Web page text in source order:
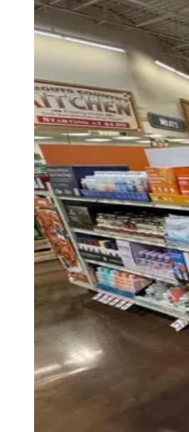
Para Sua Empresa
Anuncie Regional
Guia de Empresas
Novo
Hub de Negócios
Guia Comercial
Selo Verificado
Portal Educacional
Agenda de Vestibulares
Vagas de Emprego
Concursos
Panorama Econômico
Panorama Econômico
Para Sua Empresa
Anuncie no Portal
Verificar EmpresaNovo
Anunciar VagasNovo
Publicidade Legal
NBA
Fórmula 1
UFC
Tênis (ATP)
MLB